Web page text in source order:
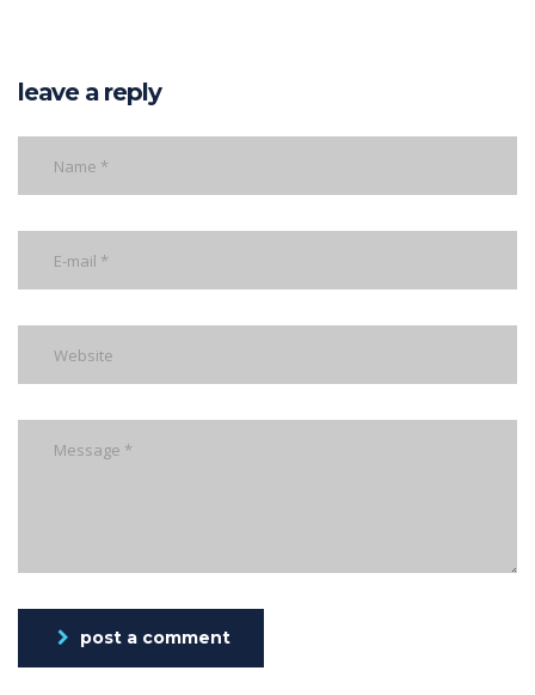
leave a reply
post a comment